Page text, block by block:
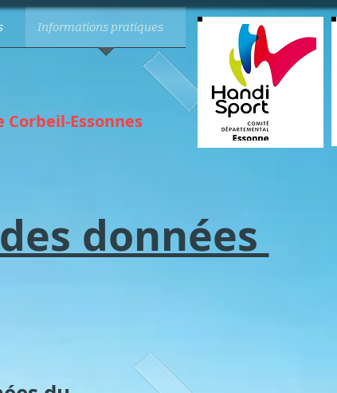
Informations pratiques
Corbeil-Essonnes
données